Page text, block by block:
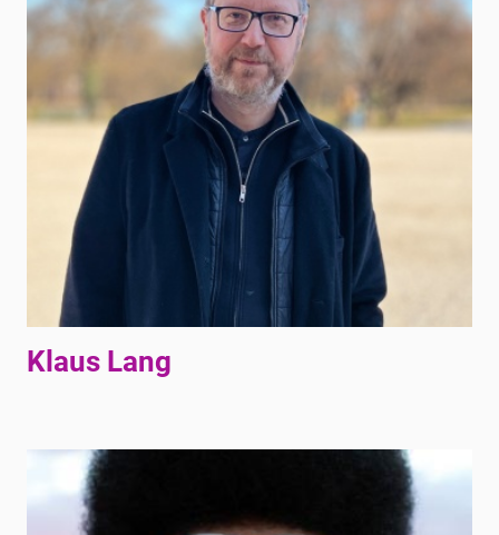
Klaus Lang